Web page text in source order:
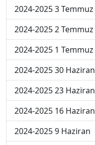
2024-2025 3 Temmuz
2024-2025 2 Temmuz
2024-2025 1 Temmuz
2024-2025 30 Haziran
2024-2025 23 Haziran
2024-2025 16 Haziran
2024-2025 9 Haziran